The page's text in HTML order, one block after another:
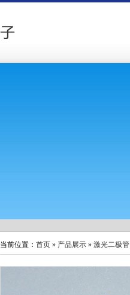
当前位置： 首页 » 产品展示 » 激光二极管